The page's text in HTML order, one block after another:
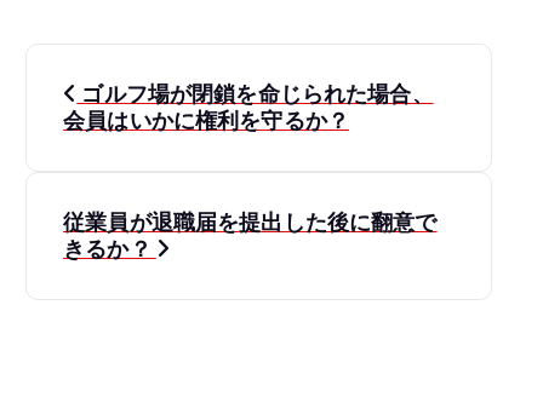
投
稿
ビ
ゴルフ場が閉鎖を命じられた場合、
会員はいかに権利を守るか？
従業員が退職届を提出した後に翻意で
きるか？